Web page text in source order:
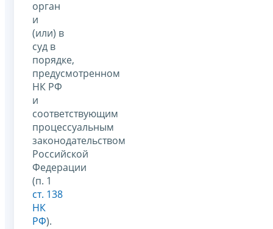
орган
и
(или) в
суд в
порядке,
предусмотренном
НК РФ
и
соответствующим
процессуальным
законодательством
Российской
Федерации
(п. 1
ст. 138
НК
РФ).